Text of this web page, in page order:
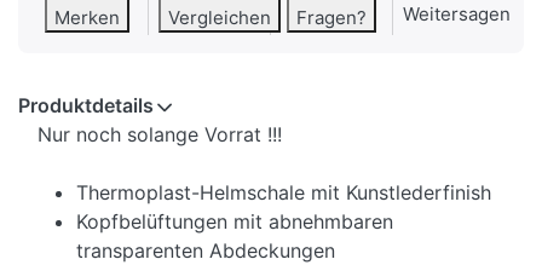
Merken Vergleichen Fragen? Weitersagen
Produktdetails
Nur noch solange Vorrat !!!
Thermoplast-Helmschale mit Kunstlederfinish
Kopfbelüftungen mit abnehmbaren
transparenten Abdeckungen